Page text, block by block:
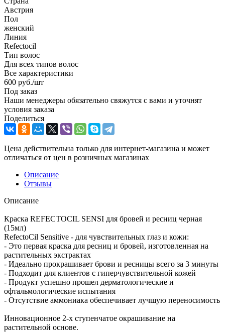
Австрия
Пол
женский
Линия
Refectocil
Тип волос
Для всех типов волос
Все характеристики
600 руб./шт
Под заказ
Наши менеджеры обязательно свяжутся с вами и уточнят
условия заказа
Поделиться
Цена действительна только для интернет-магазина и может
отличаться от цен в розничных магазинах
Описание
Отзывы
Описание
Краска REFECTOCIL SENSI для бровей и ресниц черная
(15мл)
RefectoCil Sensitive - для чувствительных глаз и кожи:
- Это первая краска для ресниц и бровей, изготовленная на
растительных экстрактах
- Идеально прокрашивает брови и ресницы всего за 3 минуты
- Подходит для клиентов с гиперчувствительной кожей
- Продукт успешно прошел дерматологические и
офтальмологические испытания
- Отсутствие аммониака обеспечивает лучшую переносимость
Инновационное 2-х ступенчатое окрашивание на
растительной основе.